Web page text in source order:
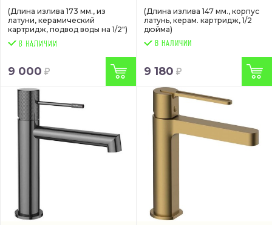
(Длина излива 173 мм., из
латуни, керамический
картридж, подвод воды на 1/2")
9 000
(Длина излива 147 мм., корпус
латунь, керам. картридж, 1/2
дюйма)
В НАЛИЧИИ
9 180